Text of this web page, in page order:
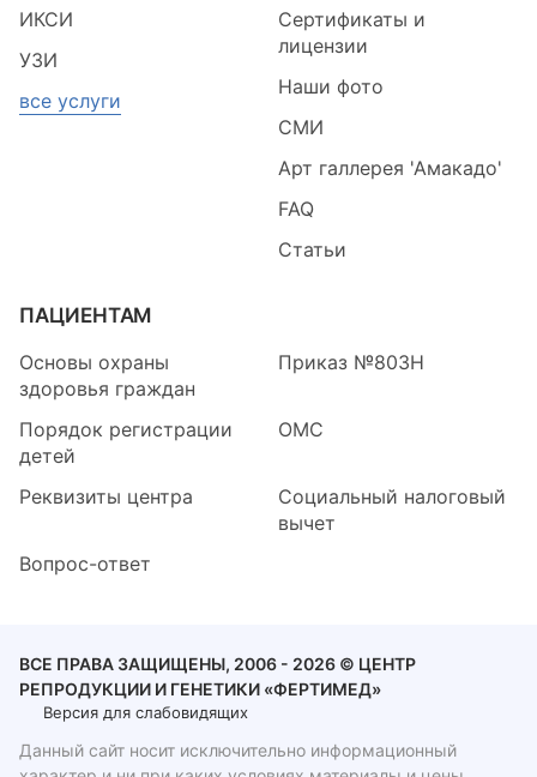
ИКСИ
УЗИ
все услуги
Сертификаты и
лицензии
Наши фото
СМИ
Арт галлерея 'Амакадо'
FAQ
Статьи
ПАЦИЕНТАМ
Основы охраны
здоровья граждан
Приказ №803Н
Порядок регистрации
детей
ОМС
Реквизиты центра
Социальный налоговый
вычет
Вопрос-ответ
ВСЕ ПРАВА ЗАЩИЩЕНЫ, 2006 - 2026 © ЦЕНТР
РЕПРОДУКЦИИ И ГЕНЕТИКИ «ФЕРТИМЕД»
Версия для слабовидящих
Данный сайт носит исключительно информационный